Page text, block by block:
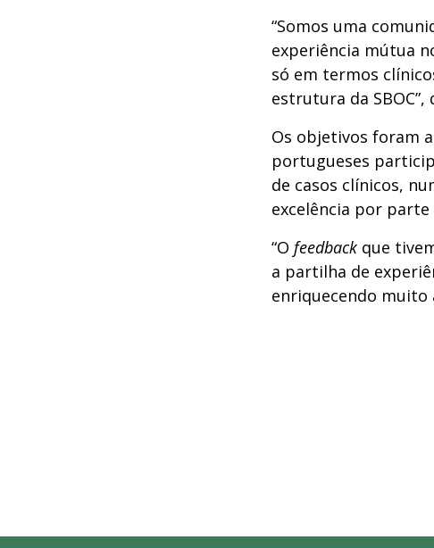
“Somos uma
experiência mútua
só em termos
estrutura da SBOC”,
Os objetivos foram
portugueses
de casos clínicos,
excelência por
“O feedback que
a partilha de
enriquecendo muito